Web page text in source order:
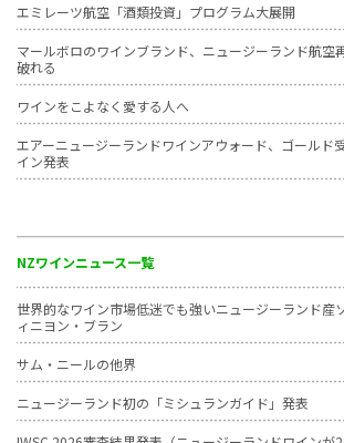
NZワインニュース一覧
世界的なワイン市場低迷でも強いニュージーランド産
ィニヨン・ブラン
サム・ニールの他界
ニュージーランド初の「ミシュランガイド」発表
エミレーツ航空「酒類投資」プログラム大展開
マールボロのワインブランド、ニュージーランド航空
破れる
ワインをこよなく愛する人へ
エアーニュージーランドワインアウォード、ゴールド
イン発表